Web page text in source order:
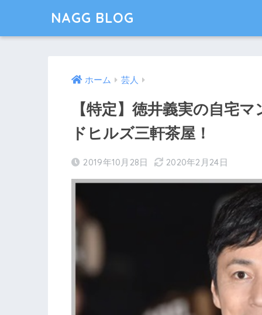
NAGG BLOG
ホーム 芸人
【特定】徳井義実の自宅
ドヒルズ三軒茶屋！
2019年10月28日 2020年2月24日